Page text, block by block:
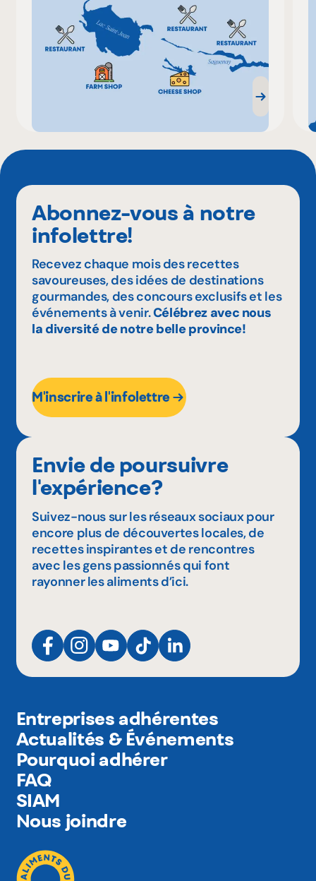
Abonnez-vous à notre
infolettre!
Recevez chaque mois des recettes
savoureuses, des idées de destinations
gourmandes, des concours exclusifs et les
événements à venir.Célébrez avec nous
la diversité de notre belle province!
M'inscrire à l'infolettre
Envie de poursuivre
l'expérience?
Suivez-nous sur les réseaux sociaux pour
encore plus de découvertes locales, de
recettes inspirantes et de rencontres
avec les gens passionnés qui font
rayonner les aliments d’ici.
Entreprises adhérentes
Actualités & Événements
Pourquoi adhérer
FAQ
SIAM
Nous joindre